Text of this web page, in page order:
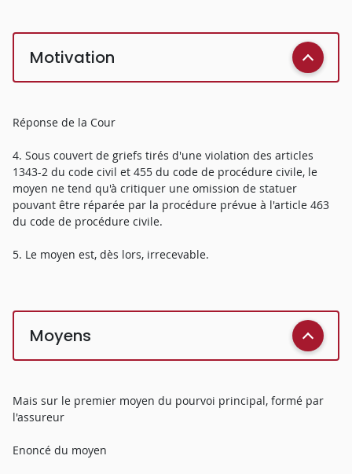
Motivation
Réponse de la Cour
4. Sous couvert de griefs tirés d'une violation des articles
1343-2 du code civil et 455 du code de procédure civile, le
moyen ne tend qu'à critiquer une omission de statuer
pouvant être réparée par la procédure prévue à l'article 463
du code de procédure civile.
5. Le moyen est, dès lors, irrecevable.
Moyens
Mais sur le premier moyen du pourvoi principal, formé par
l'assureur
Enoncé du moyen